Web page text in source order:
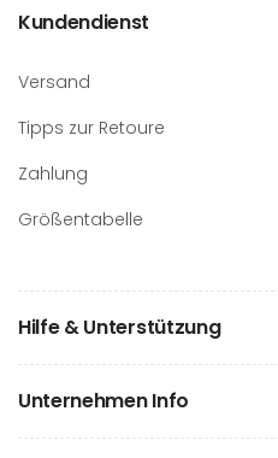
Kundendienst
Versand
Tipps zur Retoure
Zahlung
Größentabelle
Hilfe & Unterstützung
Unternehmen Info